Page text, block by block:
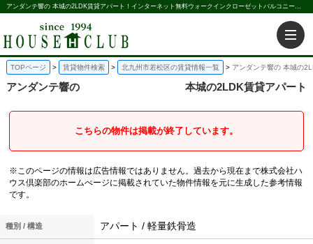
アンダンテ響の 本城の2LDK賃貸アパート！インターネット無料ウォークインクローゼットバルコニー対面式キッチンエアコン｜株式会社ハウス倶楽部
TOPページ 賃貸物件検索 北九州市若松区の賃貸情報一覧 アンダンテ響の 本城の
アンダンテ響の 本城の2LDK賃貸アパート
こちらの物件は掲載が終了しています。
※このページの情報は広告情報ではありません。過去から現在まで株式会社ハ
ウス倶楽部のホームぺージに掲載されていた物件情報を元に生成した参考情報
です。
種別 / 構造 アパート / 軽量鉄骨造